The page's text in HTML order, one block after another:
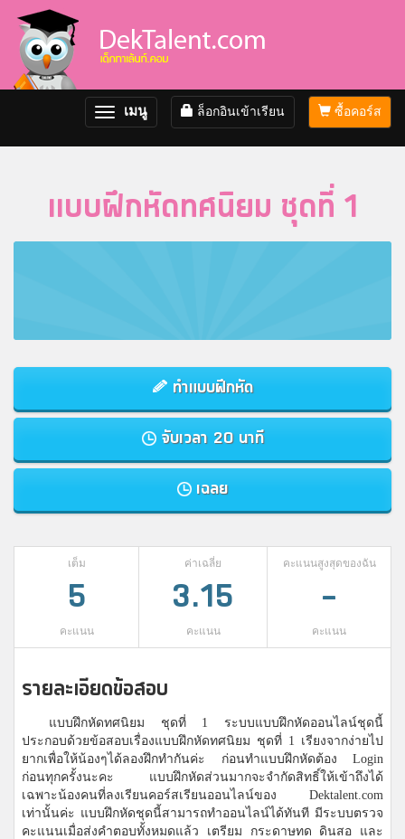
ซื้อคอร์ส
ล็อกอินเข้าเรียน
Toggle
navigation
เมนู
แบบฝึกหัดทศนิยม ชุดที่ 1
ทำแบบฝึกหัด
จับเวลา 20 นาที
เฉลย
เต็ม
5
คะแนน
ค่าเฉลี่ย
3.15
คะแนน
คะแนนสูงสุดของฉัน
-
คะแนน
รายละเอียดข้อสอบ
แบบฝึกหัดทศนิยม ชุดที่ 1 ระบบแบบฝึกหัดออนไลน์ชุดนี้
ประกอบด้วยข้อสอบเรื่องแบบฝึกหัดทศนิยม ชุดที่ 1 เรียงจากง่ายไป
ยากเพื่อให้น้องๆได้ลองฝึกทำกันค่ะ ก่อนทำแบบฝึกหัดต้อง Login
ก่อนทุกครั้งนะคะ แบบฝึกหัดส่วนมากจะจำกัดสิทธิ์ให้เข้าถึงได้
เฉพาะน้องคนที่ลงเรียนคอร์สเรียนออนไลน์ของ Dektalent.com
เท่านั้นค่ะ แบบฝึกหัดชุดนี้สามารถทำออนไลน์ได้ทันที มีระบบตรวจ
คะแนนเมื่อส่งคำตอบทั้งหมดแล้ว เตรียม กระดาษทด ดินสอ และ